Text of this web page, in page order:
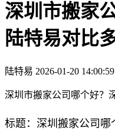
深圳市搬家
陆特易对比
陆特易 2026-01-20 14:00:59
深圳市搬家公司哪个好？
标题：深圳搬家公司